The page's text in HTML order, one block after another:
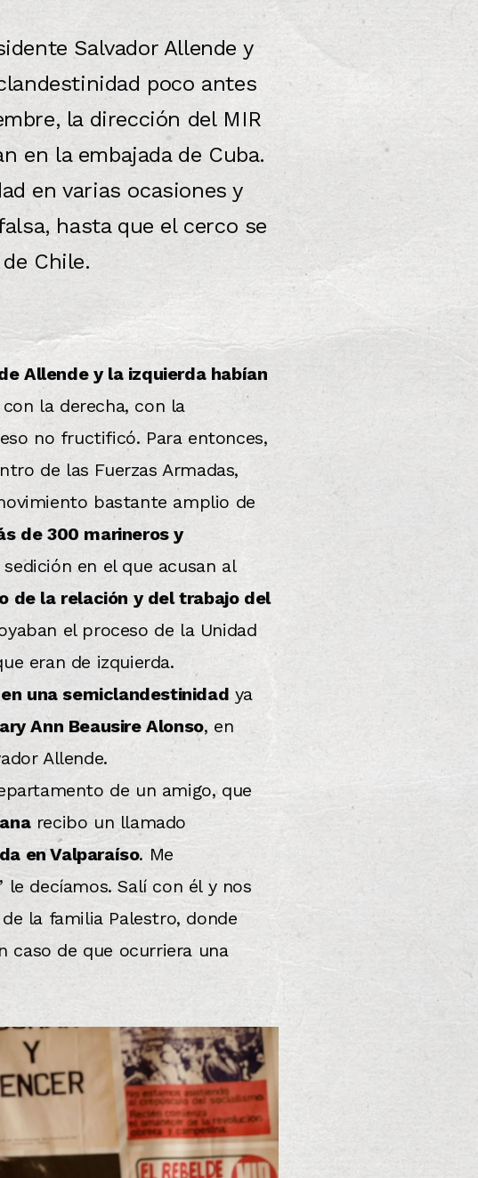
Salvador Allende y
poco antes
la dirección del MIR
en la embajada de Cuba.
en varias ocasiones y
hasta que el cerco se
Chile.
Allende y la izquierda habían
la derecha, con la
no fructificó. Para entonces,
de las Fuerzas Armadas,
bastante amplio de
de 300 marineros y
en el que acusan al
de la relación y del trabajo del
el proceso de la Unidad
eran de izquierda.
una semiclandestinidad ya
Ann Beausire Alonso, en
Allende.
de un amigo, que
recibo un llamado
en Valparaíso. Me
decíamos. Salí con él y nos
la familia Palestro, donde
caso de que ocurriera una